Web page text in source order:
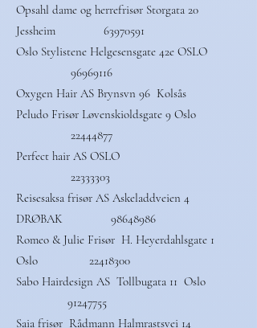
Opsahl dame og herrefrisør Storgata 20
Jessheim 63970591
Oslo Stylistene Helgesensgate 42e OSLO
96969116
Oxygen Hair AS Brynsvn 96 Kolsås
Peludo Frisør Løvenskioldsgate 9 Oslo
22444877
Perfect hair AS OSLO
22333303
Reisesaksa frisør AS Askeladdveien 4
DRØBAK 98648986
Romeo & Julie Frisør H. Heyerdahlsgate 1
Oslo 22418300
Sabo Hairdesign AS Tollbugata 11 Oslo
91247755
Saia frisør Rådmann Halmrastsvei 14